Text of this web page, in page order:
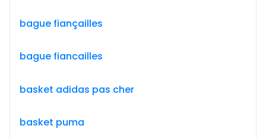
bague fiançailles
bague fiancailles
basket adidas pas cher
basket puma